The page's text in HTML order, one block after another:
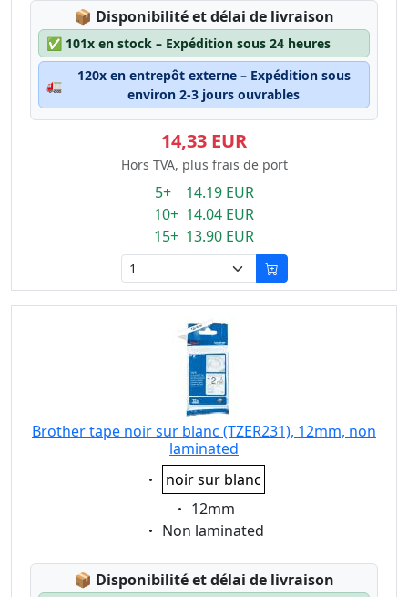
📦 Lagerstatus:
Disponibilité et délai de livraison
✅ 101x en stock – Expédition sous 24 heures
🚛
120x en entrepôt externe – Expédition sous
environ 2-3 jours ouvrables
14,33 EUR
Hors TVA, plus frais de port
5+ 14.19 EUR
10+ 14.04 EUR
15+ 13.90 EUR
Brother tape noir sur blanc (TZER231), 12mm, non
laminated
Eigenschaft:
noir sur blanc
Eigenschaft:
12mm
Eigenschaft:
Non laminated
📦 Lagerstatus:
Disponibilité et délai de livraison